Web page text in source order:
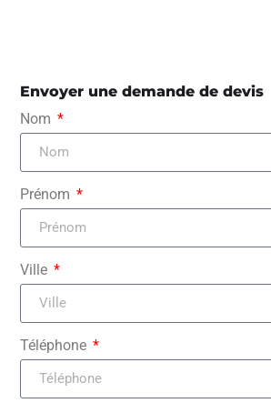
Envoyer une demande de devis
Nom
Prénom
Ville
Téléphone